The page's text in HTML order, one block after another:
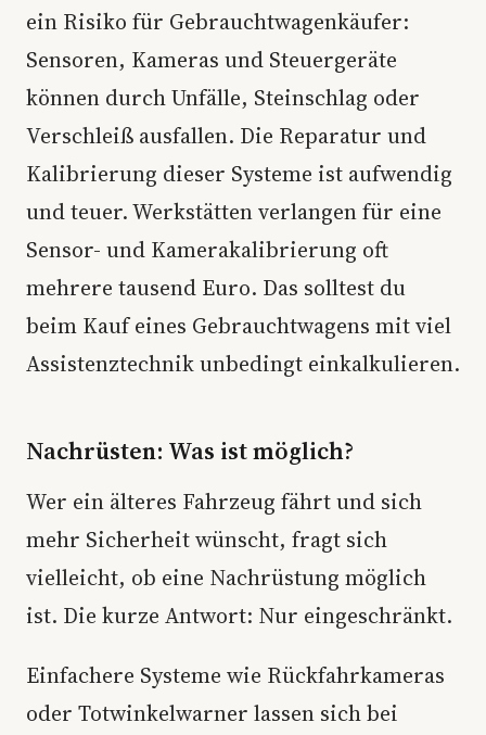
ein Risiko für Gebrauchtwagenkäufer:
Sensoren, Kameras und Steuergeräte
können durch Unfälle, Steinschlag oder
Verschleiß ausfallen. Die Reparatur und
Kalibrierung dieser Systeme ist aufwendig
und teuer. Werkstätten verlangen für eine
Sensor- und Kamerakalibrierung oft
mehrere tausend Euro. Das solltest du
beim Kauf eines Gebrauchtwagens mit viel
Assistenztechnik unbedingt einkalkulieren.
Nachrüsten: Was ist möglich?
Wer ein älteres Fahrzeug fährt und sich
mehr Sicherheit wünscht, fragt sich
vielleicht, ob eine Nachrüstung möglich
ist. Die kurze Antwort: Nur eingeschränkt.
Einfachere Systeme wie Rückfahrkameras
oder Totwinkelwarner lassen sich bei